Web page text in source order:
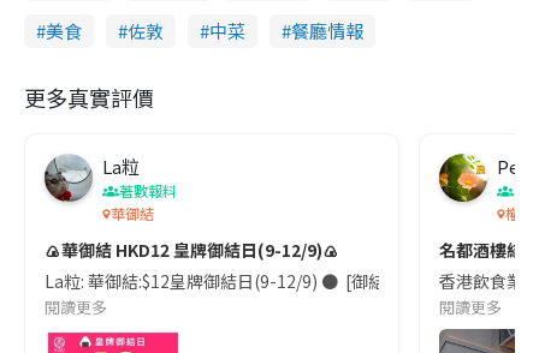
美食 佐敦 中菜 餐廳情報
更多真實評價
La粒
著數報料
華御結
🍙華御結 HKD12 皇牌御結日(9-12/9)🍙
La粒: 華御結:$12皇牌御結日(9-12/9) ● ​ [御結]明太子沙律( 9
閱讀更多
權發
名都酒樓結
香港飲食業
閱讀更多